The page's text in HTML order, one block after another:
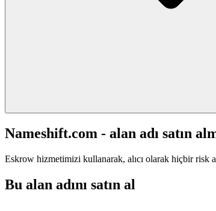
Nameshift.com - alan adı satın
Eskrow hizmetimizi kullanarak, alıcı olarak hiçbir risk
Bu alan adını satın al